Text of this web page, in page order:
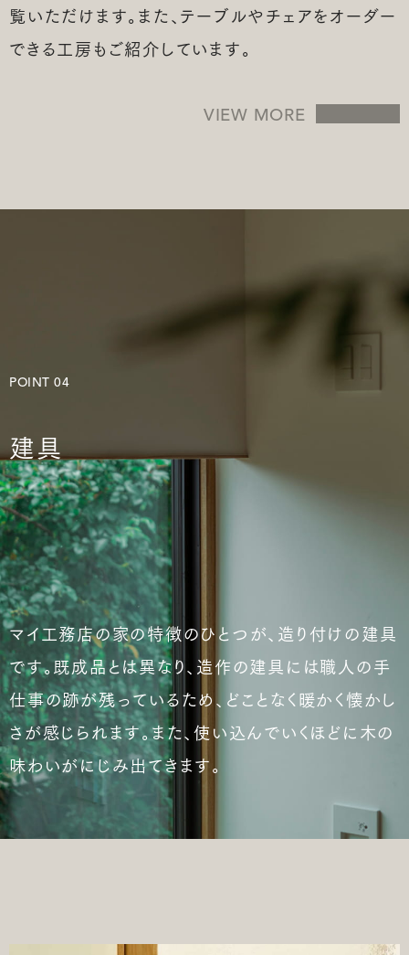
覧いただけます。また、テーブルやチェアをオーダー
できる工房もご紹介しています。
VIEW MORE
POINT 04
建具
マイ工務店の家の特徴のひとつが、造り付けの建具
です。既成品とは異なり、造作の建具には職人の手
仕事の跡が残っているため、どことなく暖かく懐かし
さが感じられます。また、使い込んでいくほどに木の
味わいがにじみ出てきます。